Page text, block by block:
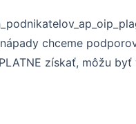
chceme
získať, môžu